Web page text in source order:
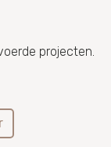
projecten.